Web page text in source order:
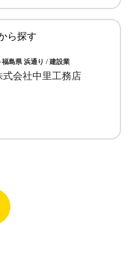
ら探す
福島県 浜通り / 建設業
式会社中里工務店